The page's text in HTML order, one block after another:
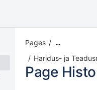
Pages …
Haridus- ja
Page